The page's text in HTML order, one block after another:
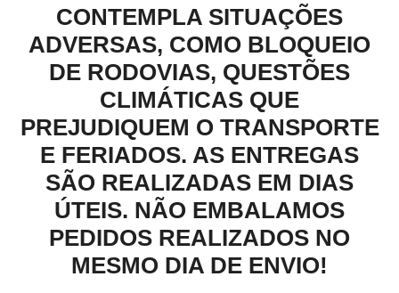
CONTEMPLA SITUAÇÕES
ADVERSAS, COMO BLOQUEIO
DE RODOVIAS, QUESTÕES
CLIMÁTICAS QUE
PREJUDIQUEM O TRANSPORTE
E FERIADOS. AS ENTREGAS
SÃO REALIZADAS EM DIAS
ÚTEIS. NÃO EMBALAMOS
PEDIDOS REALIZADOS NO
MESMO DIA DE ENVIO!